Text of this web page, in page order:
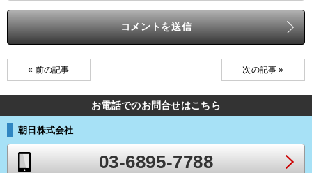
« 前の記事 次の記事 »
お電話でのお問合せはこちら
朝日株式会社
03-6895-7788